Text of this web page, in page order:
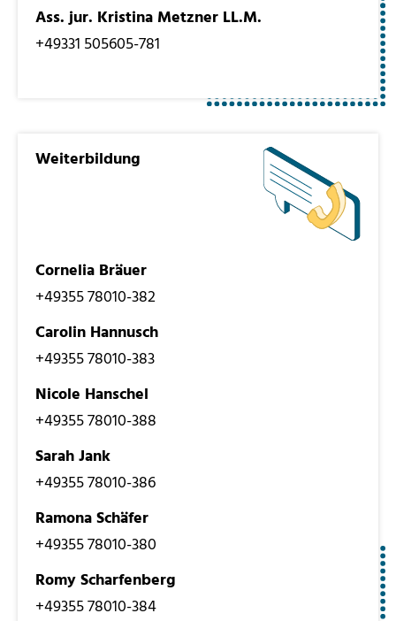
Ass. jur. Kristina Metzner LL.M.
+49331 505605-781
Weiterbildung
Cornelia Bräuer
+49355 78010-382
Carolin Hannusch
+49355 78010-383
Nicole Hanschel
+49355 78010-388
Sarah Jank
+49355 78010-386
Ramona Schäfer
+49355 78010-380
Romy Scharfenberg
+49355 78010-384